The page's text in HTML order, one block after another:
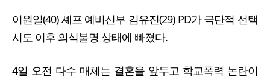
이원일(40) 셰프 예비신부 김유진(29) PD가 극단적 선택
시도 이후 의식불명 상태에 빠졌다.
4일 오전 다수 매체는 결혼을 앞두고 학교폭력 논란이